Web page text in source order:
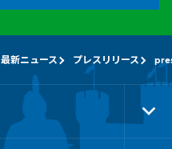
最新ニュース プレスリリース